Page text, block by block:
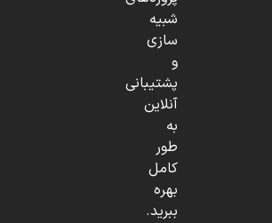
شبیه
سازی
و
پشتیبانی
آنلاین
به
طور
کامل
بهره
ببرید.